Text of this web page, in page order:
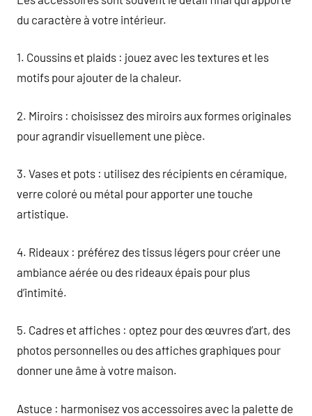
du caractère à votre intérieur.
1. Coussins et plaids : jouez avec les textures et les
motifs pour ajouter de la chaleur.
2. Miroirs : choisissez des miroirs aux formes originales
pour agrandir visuellement une pièce.
3. Vases et pots : utilisez des récipients en céramique,
verre coloré ou métal pour apporter une touche
artistique.
4. Rideaux : préférez des tissus légers pour créer une
ambiance aérée ou des rideaux épais pour plus
d’intimité.
5. Cadres et affiches : optez pour des œuvres d’art, des
photos personnelles ou des affiches graphiques pour
donner une âme à votre maison.
Astuce : harmonisez vos accessoires avec la palette de